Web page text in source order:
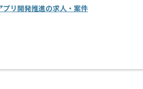
プリ開発推進の求人・案件